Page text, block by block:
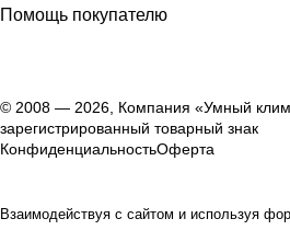
Помощь покупателю
© 2008 — 2026, Компания «Умный
зарегистрированный товарный знак
КонфиденциальностьОферта
Взаимодействуя с сайтом и используя